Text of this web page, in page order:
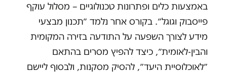
באמצעות כלים ופתרונות טכנולוגיים – מסלול עוקף
פייסבוק וגוגל״. בקורס אחר נלמד ״תכנון מבצעי
מידע לצורך השפעה על התודעה בזירה המקומית
והבין-לאומית״, כיצד להפיץ מסרים בהתאם
״לאוכלוסיית היעד״, להסיק מסקנות, ולבסוף ליישם